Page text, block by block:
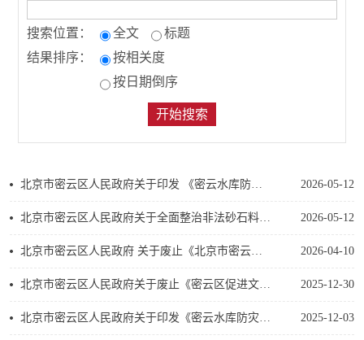
搜索位置： 全文
标题
结果排序：
按相关度
按日期倒序
北京市密云区人民政府关于印发 《密云水库防灾减灾及蓄水能力提升项目一级保护区内大沽高程160米及以下剩余宅基地腾退补偿安置方案》的通知 2026-05-12
北京市密云区人民政府关于全面整治非法砂石料转运行为的通告 2026-05-12
北京市密云区人民政府 关于废止《北京市密云区人民政府关于进一步规范密云水库捕捞船只管理的通知》的通知 2026-04-10
北京市密云区人民政府关于废止《密云区促进文化和旅游产业发展的支持办法（试行）》的通知 2025-12-30
2025-12-03